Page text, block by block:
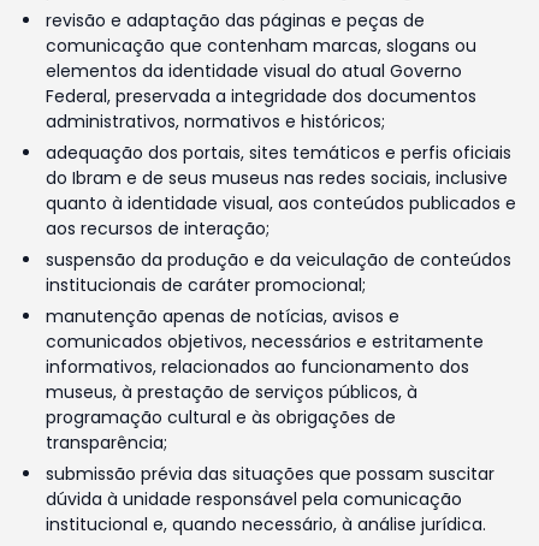
revisão e adaptação das páginas e peças de
comunicação que contenham marcas, slogans ou
elementos da identidade visual do atual Governo
Federal, preservada a integridade dos documentos
administrativos, normativos e históricos;
adequação dos portais, sites temáticos e perfis oficiais
do Ibram e de seus museus nas redes sociais, inclusive
quanto à identidade visual, aos conteúdos publicados e
aos recursos de interação;
suspensão da produção e da veiculação de conteúdos
institucionais de caráter promocional;
manutenção apenas de notícias, avisos e
comunicados objetivos, necessários e estritamente
informativos, relacionados ao funcionamento dos
museus, à prestação de serviços públicos, à
programação cultural e às obrigações de
transparência;
submissão prévia das situações que possam suscitar
dúvida à unidade responsável pela comunicação
institucional e, quando necessário, à análise jurídica.